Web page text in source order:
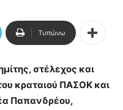
Τυπώνω
στέλεχος και
κραταιού ΠΑΣΟΚ και
Παπανδρέου,